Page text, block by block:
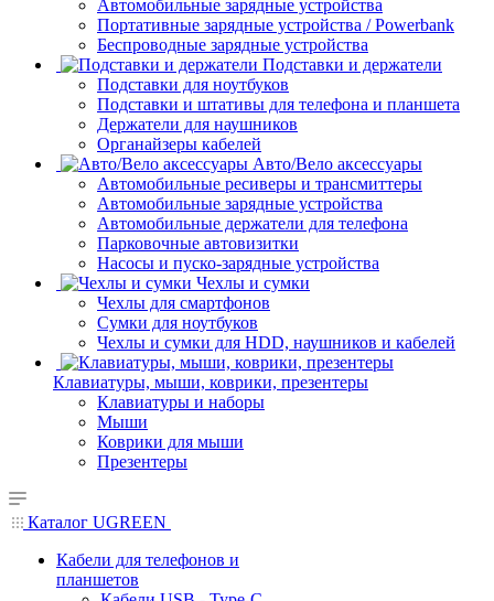
Автомобильные зарядные устройства
Портативные зарядные устройства / Powerbank
Беспроводные зарядные устройства
Подставки и держатели
Подставки для ноутбуков
Подставки и штативы для телефона и планшета
Держатели для наушников
Органайзеры кабелей
Авто/Вело аксессуары
Автомобильные ресиверы и трансмиттеры
Автомобильные зарядные устройства
Автомобильные держатели для телефона
Парковочные автовизитки
Насосы и пуско-зарядные устройства
Чехлы и сумки
Чехлы для смартфонов
Сумки для ноутбуков
Чехлы и сумки для HDD, наушников и кабелей
Клавиатуры, мыши, коврики, презентеры
Клавиатуры и наборы
Мыши
Коврики для мыши
Презентеры
Каталог UGREEN
Кабели для телефонов и
планшетов